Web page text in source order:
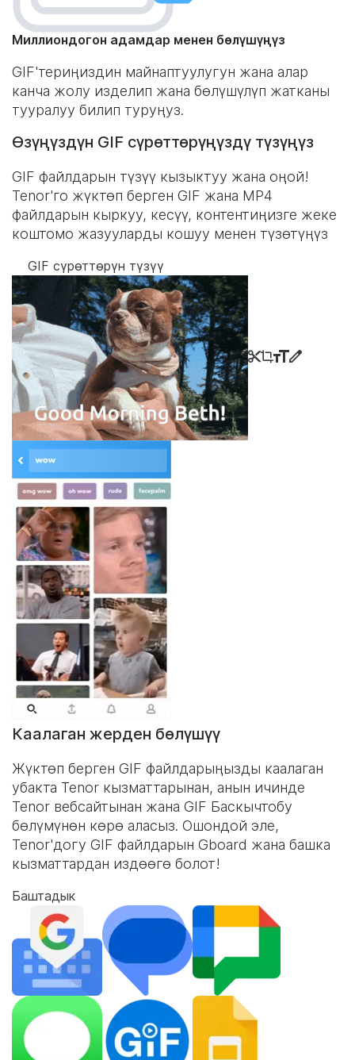
Миллиондогон адамдар менен бөлүшүңүз
GIF'териңиздин майнаптуулугун жана алар
канча жолу изделип жана бөлүшүлүп жатканы
тууралуу билип туруңуз.
Өзүңүздүн GIF сүрөттөрүңүздү түзүңүз
GIF файлдарын түзүү кызыктуу жана оңой!
Tenor'го жүктөп берген GIF жана MP4
файлдарын кыркуу, кесүү, контентиңизге жеке
коштомо жазууларды кошуу менен түзөтүңүз
GIF сүрөттөрүн түзүү
Каалаган жерден бөлүшүү
Жүктөп берген GIF файлдарыңызды каалаган
убакта Tenor кызматтарынан, анын ичинде
Tenor вебсайтынан жана GIF Баскычтобу
бөлүмүнөн көрө аласыз. Ошондой эле,
Tenor'догу GIF файлдарын Gboard жана башка
кызматтардан издөөгө болот!
Баштадык